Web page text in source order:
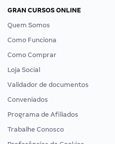
GRAN CURSOS ONLINE
Quem Somos
Como Funciona
Como Comprar
Loja Social
Validador de documentos
Conveniados
Programa de Afiliados
Trabalhe Conosco